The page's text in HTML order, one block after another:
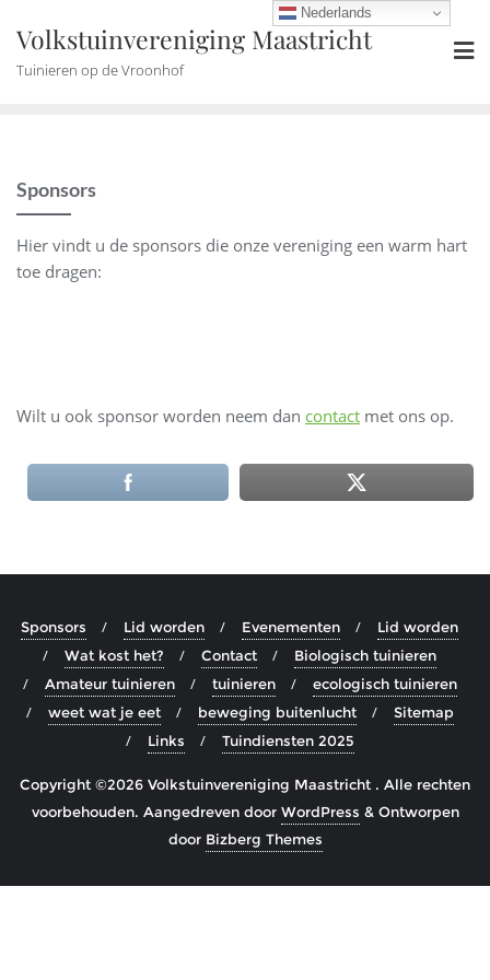
naar
de
Volkstuinvereniging Maastricht
Tuinieren op de Vroonhof
Sponsors
Hier vindt u de sponsors die onze vereniging een warm hart
toe dragen:
Wilt u ook sponsor worden neem dan contact met ons op.
Sponsors Lid worden Evenementen
Lid worden
Wat kost het?
Contact
Biologisch tuinieren
Amateur tuinieren
tuinieren
ecologisch tuinieren
weet wat je eet
beweging buitenlucht
Sitemap
Links
Tuindiensten 2025
Copyright ©2026 Volkstuinvereniging Maastricht . Alle rechten
voorbehouden. Aangedreven door WordPress & Ontworpen
door Bizberg Themes
Nederlands